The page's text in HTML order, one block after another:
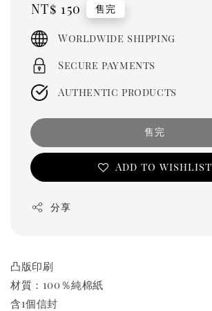
Regular
price
NT$ 150 售完
Worldwide shipping
Secure payments
Authentic products
售完
Add to wishlist
分享
凸版印刷
材質：100％純棉紙
含1個信封